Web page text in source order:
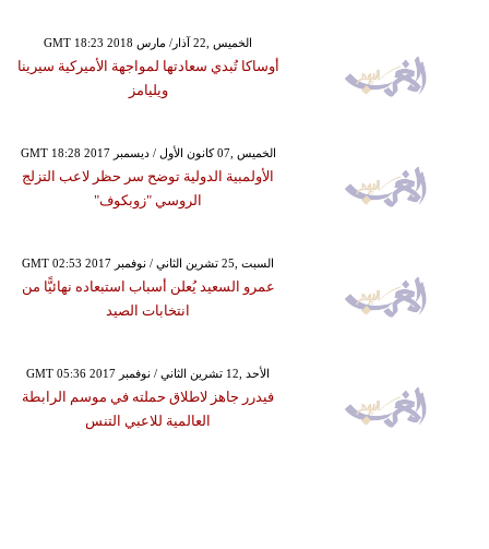
GMT 18:23 2018 الخميس ,22 آذار/ مارس
أوساكا تُبدي سعادتها لمواجهة الأميركية سيرينا
ويليامز
GMT 18:28 2017 الخميس ,07 كانون الأول / ديسمبر
الأولمبية الدولية توضح سر حظر لاعب التزلج
الروسي "زوبكوف"
GMT 02:53 2017 السبت ,25 تشرين الثاني / نوفمبر
عمرو السعيد يُعلن أسباب استبعاده نهائيًّا من
انتخابات الصيد
GMT 05:36 2017 الأحد ,12 تشرين الثاني / نوفمبر
فيدرر جاهز لاطلاق حملته في موسم الرابطة
العالمية للاعبي التنس